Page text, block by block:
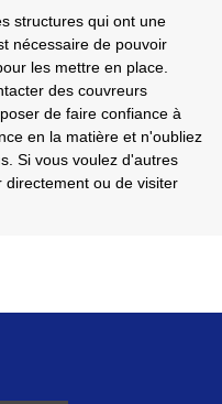
structures qui ont une
nécessaire de pouvoir
les mettre en place.
des couvreurs
de faire confiance à
en la matière et n'oubliez
Si vous voulez d'autres
directement ou de visiter